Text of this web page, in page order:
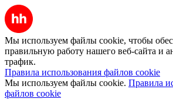
Мы используем файлы cookie, чтобы
правильную работу нашего веб-сайта и
трафик.
Правила использования файлов cookie
Мы используем файлы cookie. Правила
файлов cookie